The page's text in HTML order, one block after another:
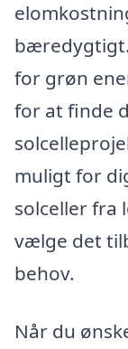
for grøn
for at finde
muligt for
solceller fra
vælge det
behov.
Når du